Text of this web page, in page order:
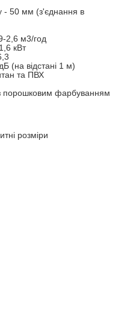
- 50 мм (з'єднання в
2,6 м3/год
кВт
(на відстані 1 м)
та ПВХ
порошковим фарбуванням